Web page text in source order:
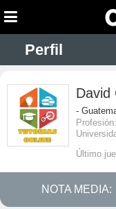
Perfil
David
-
Profesión:
Último
NOTA MEDIA: